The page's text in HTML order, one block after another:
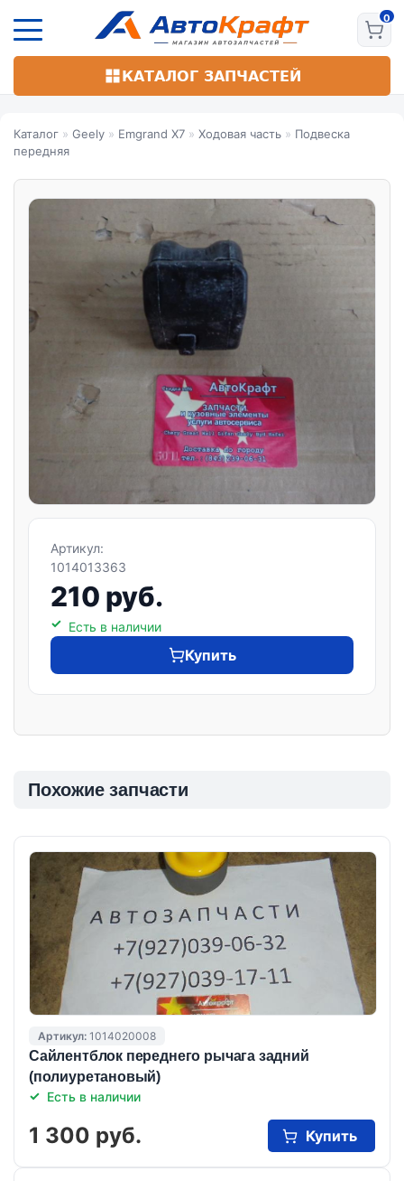
основному
КАТАЛОГ ЗАПЧАСТЕЙ
Каталог » Geely » Emgrand X7 » Ходовая часть » Подвеска
передняя
Артикул:
1014013363
210 руб.
Есть в наличии
Купить
Похожие запчасти
Артикул: 1014020008
Cайлентблок переднего рычага задний
(полиуретановый)
Есть в наличии
1 300 руб. Купить